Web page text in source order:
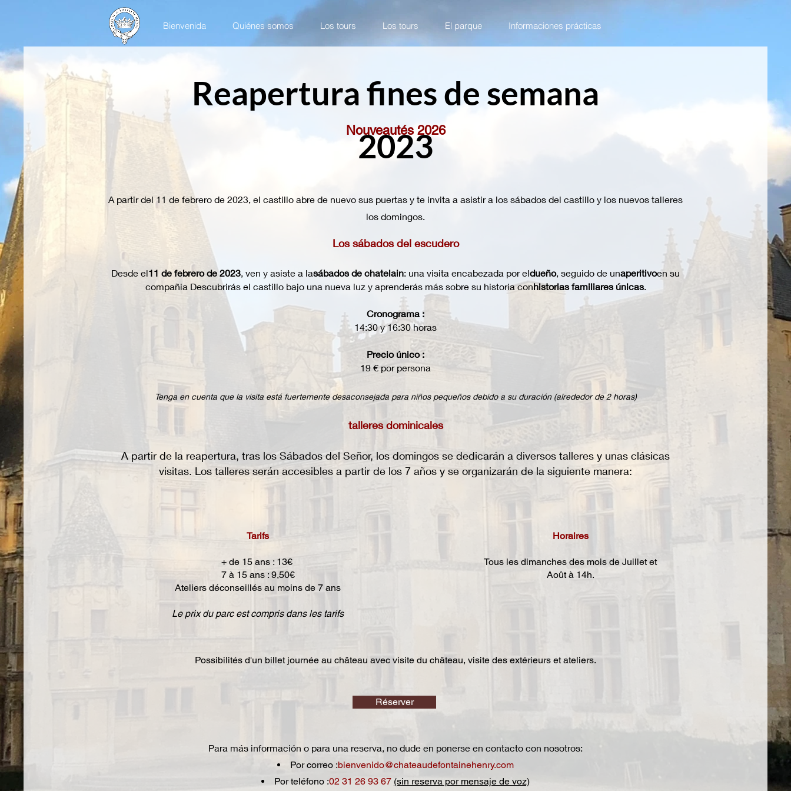
Bienvenida Quiénes somos Los tours Los tours El parque Informaciones prácticas
Reapertura fines de semana
2023
Nouveautés 2026
A partir del 11 de febrero de 2023, el castillo abre de nuevo sus puertas y te invita a asistir a los sábados del castillo y los nuevos talleres
los domingos.
Los sábados del escudero
Desde el11 de febrero de 2023, ven y asiste a lasábados de chatelain: una visita encabezada por eldueño, seguido de unaperitivoen su
compañia Descubrirás el castillo bajo una nueva luz y aprenderás más sobre su historia conhistorias familiares únicas.
Cronograma :
14:30 y 16:30 horas
Precio único :
19 € por persona
Tenga en cuenta que la visita está fuertemente desaconsejada para niños pequeños debido a su duración (alrededor de 2 horas)
talleres dominicales
A partir de la reapertura, tras los Sábados del Señor, los domingos se dedicarán a diversos talleres y unas clásicas
visitas. Los talleres serán accesibles a partir de los 7 años y se organizarán de la siguiente manera:
Tarifs
+ de 15 ans : 13€
7 à 15 ans : 9,50€
Ateliers déconseillés au moins de 7 ans
Le prix du parc est compris dans les tarifs
Horaires
Tous les dimanches des mois de Juillet et
Août à 14h.
Possibilités d'un billet journée au château avec visite du château, visite des extérieurs et ateliers.
Réserver
Para más información o para una reserva, no dude en ponerse en contacto con nosotros:
Por correo :bienvenido@chateaudefontainehenry.com
Por teléfono :02 31 26 93 67 (sin reserva por mensaje de voz)